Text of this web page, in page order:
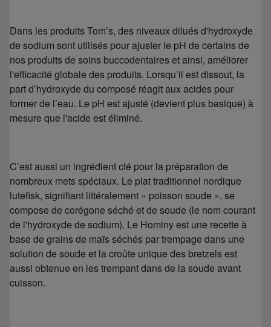
Dans les produits Tom’s, des niveaux dilués d'hydroxyde
de sodium sont utilisés pour ajuster le pH de certains de
nos produits de soins buccodentaires et ainsi, améliorer
l'efficacité globale des produits. Lorsqu’il est dissout, la
part d’hydroxyde du composé réagit aux acides pour
former de l’eau. Le pH est ajusté (devient plus basique) à
mesure que l'acide est éliminé.
C’est aussi un ingrédient clé pour la préparation de
nombreux mets spéciaux. Le plat traditionnel nordique
lutefisk, signifiant littéralement « poisson soude », se
compose de corégone séché et de soude (le nom courant
de l'hydroxyde de sodium). Le Hominy est une recette à
base de grains de maïs séchés par trempage dans une
solution de soude et la croûte unique des bretzels est
aussi obtenue en les trempant dans de la soude avant
cuisson.